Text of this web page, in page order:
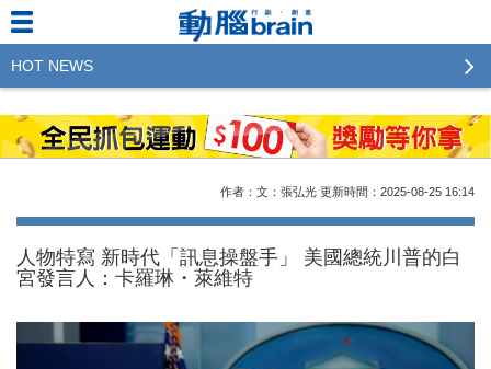
作者：文：張弘光 更新時間：2025-08-25 16:14
人物特寫 新時代「訊息操盤手」 美國總統川普的白
宮發言人：卡羅琳・萊維特
HOT NEWS
2023行銷傳播傑出貢獻獎 啟動徵件！期許參賽作品
更創新及具影響力
2022行銷傳播傑出貢獻獎得獎名單揭曉，近400位行
LINE 推出「AI 肖像」新功能 體驗專業棚拍的高質
2023台灣民生快消品牌排行 14億次國民消費揭曉品